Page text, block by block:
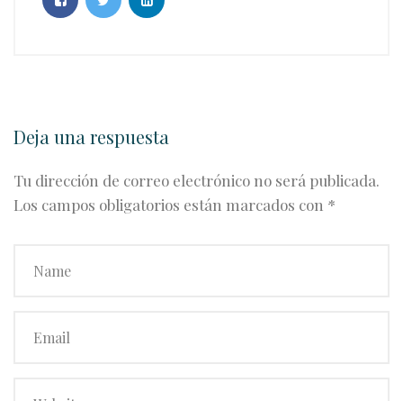
Deja una respuesta
Tu dirección de correo electrónico no será publicada.
Los campos obligatorios están marcados con *